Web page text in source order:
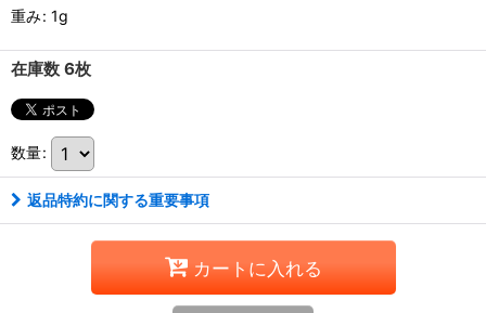
重み: 1g
在庫数 6枚
数量:
返品特約に関する重要事項
カートに入れる